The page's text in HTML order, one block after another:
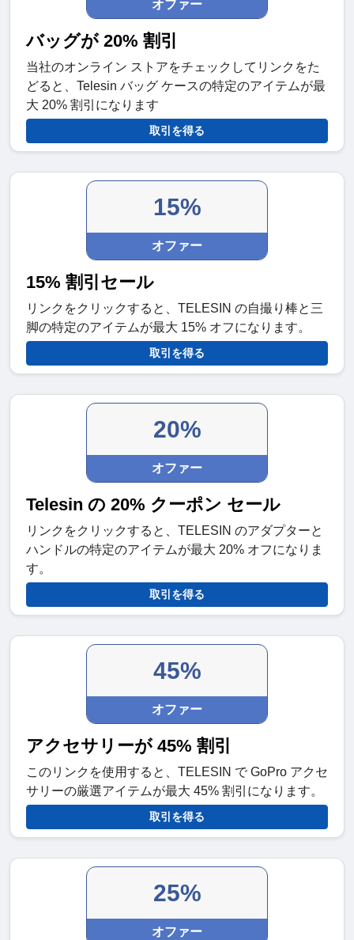
オファー
バッグが 20% 割引
当社のオンライン ストアをチェックしてリンクをた
どると、Telesin バッグ ケースの特定のアイテムが最
大 20% 割引になります
取引を得る
15%
オファー
15% 割引セール
リンクをクリックすると、TELESIN の自撮り棒と三
脚の特定のアイテムが最大 15% オフになります。
取引を得る
20%
オファー
Telesin の 20% クーポン セール
リンクをクリックすると、TELESIN のアダプターと
ハンドルの特定のアイテムが最大 20% オフになりま
す。
取引を得る
45%
オファー
アクセサリーが 45% 割引
このリンクを使用すると、TELESIN で GoPro アクセ
サリーの厳選アイテムが最大 45% 割引になります。
取引を得る
25%
オファー